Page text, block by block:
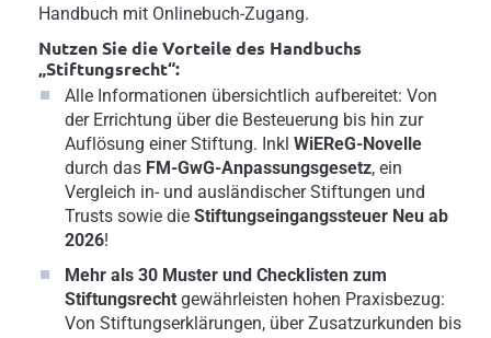
Handbuch mit Onlinebuch-Zugang.
Nutzen Sie die Vorteile des Handbuchs
„Stiftungsrecht“:
Alle Informationen übersichtlich aufbereitet: Von
der Errichtung über die Besteuerung bis hin zur
Auflösung einer Stiftung. Inkl WiEReG-Novelle
durch das FM-GwG-Anpassungsgesetz, ein
Vergleich in- und ausländischer Stiftungen und
Trusts sowie die Stiftungseingangssteuer Neu ab
2026!
Mehr als 30 Muster und Checklisten zum
Stiftungsrecht gewährleisten hohen Praxisbezug:
Von Stiftungserklärungen, über Zusatzurkunden bis